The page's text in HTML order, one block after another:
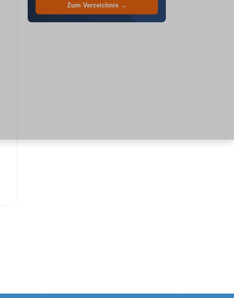
Zum Verzeichnis →